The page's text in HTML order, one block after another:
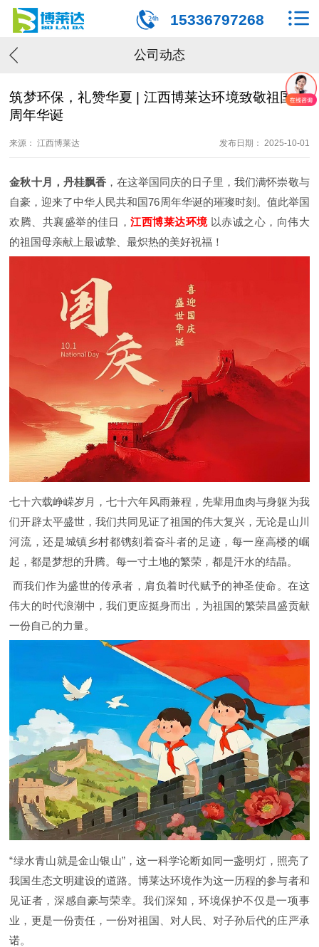
15336797268
公司动态
筑梦环保，礼赞华夏 | 江西博莱达环境致敬祖国76
周年华诞
来源： 江西博莱达 发布日期： 2025-10-01
金秋十月，丹桂飘香，在这举国同庆的日子里，我们满怀崇敬与
自豪，迎来了中华人民共和国76周年华诞的璀璨时刻。值此举国
欢腾、共襄盛举的佳日，江西博莱达环境 以赤诚之心，向伟大
的祖国母亲献上最诚挚、最炽热的美好祝福！
七十六载峥嵘岁月，七十六年风雨兼程，先辈用血肉与身躯为我
们开辟太平盛世，我们共同见证了祖国的伟大复兴，无论是山川
河流，还是城镇乡村都镌刻着奋斗者的足迹，每一座高楼的崛
起，都是梦想的升腾。每一寸土地的繁荣，都是汗水的结晶。
而我们作为盛世的传承者，肩负着时代赋予的神圣使命。在这
伟大的时代浪潮中，我们更应挺身而出，为祖国的繁荣昌盛贡献
一份自己的力量。
“绿水青山就是金山银山”，这一科学论断如同一盏明灯，照亮了
我国生态文明建设的道路。博莱达环境作为这一历程的参与者和
见证者，深感自豪与荣幸。我们深知，环境保护不仅是一项事
业，更是一份责任，一份对祖国、对人民、对子孙后代的庄严承
诺。